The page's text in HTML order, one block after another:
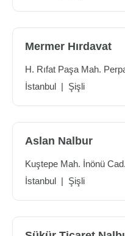
Mermer Hırdavat
H. Rıfat Paşa Mah.
İstanbul | Şişli
Aslan Nalbur
Kuştepe Mah. İnönü
İstanbul | Şişli